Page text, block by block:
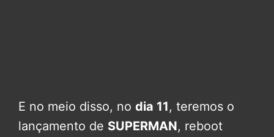
E no meio disso, no dia 11, teremos o
lançamento de SUPERMAN, reboot